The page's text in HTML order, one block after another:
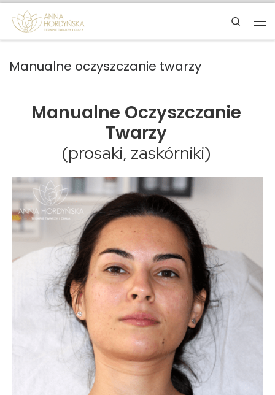
Search
Manualne oczyszczanie twarzy
Manualne Oczyszczanie
Twarzy
(prosaki, zaskórniki)